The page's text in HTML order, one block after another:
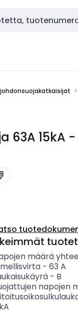
63A 15kA
määrä
- 63 A
- B
napojen
kA